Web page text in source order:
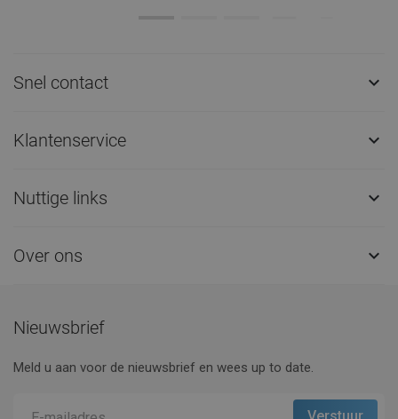
Snel contact 
Klantenservice 
Nuttige links 
Over ons 
Nieuwsbrief
Meld u aan voor de nieuwsbrief en wees up to date.